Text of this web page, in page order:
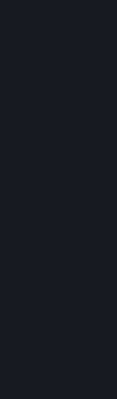
Если вы получили
вы теряете право
Мы не можем
(например,
сериалы, их
исключением
контентом, не
Средства за
вернуть по
больше 2 часов в
по таким же
Средства,
Чтобы узнать, как
Европейском